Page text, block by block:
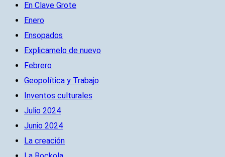
En Clave Grote
Enero
Ensopados
Explicamelo de nuevo
Febrero
Geopolítica y Trabajo
Inventos culturales
Julio 2024
Junio 2024
La creación